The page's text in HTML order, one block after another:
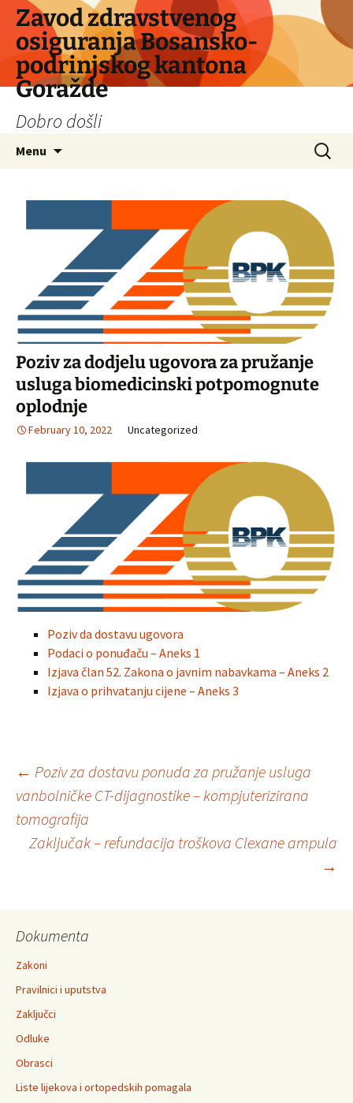
Skip
content
Zavod zdravstvenog
osiguranja Bosansko-
podrinjskog kantona
Goražde
Dobro došli
Menu
Search
for:
Poziv za dodjelu ugovora za pružanje
usluga biomedicinski potpomognute
oplodnje
February 10, 2022 Uncategorized
Poziv da dostavu ugovora
Podaci o ponuđaču – Aneks 1
Izjava član 52. Zakona o javnim nabavkama – Aneks 2
Izjava o prihvatanju cijene – Aneks 3
Post
navigation
← Poziv za dostavu ponuda za pružanje usluga
vanbolničke CT-dijagnostike – kompjuterizirana
tomografija
Zaključak – refundacija troškova Clexane ampula
→
Dokumenta
Zakoni
Pravilnici i uputstva
Zaključci
Odluke
Obrasci
Liste lijekova i ortopedskih pomagala